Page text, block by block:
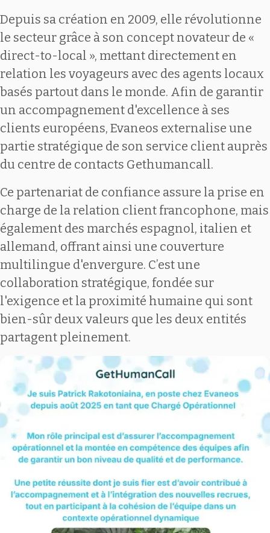
Depuis sa création en 2009, elle révolutionne
le secteur grâce à son concept novateur de «
direct-to-local », mettant directement en
relation les voyageurs avec des agents locaux
basés partout dans le monde. Afin de garantir
un accompagnement d'excellence à ses
clients européens, Evaneos externalise une
partie stratégique de son service client auprès
du centre de contacts Gethumancall.
Ce partenariat de confiance assure la prise en
charge de la relation client francophone, mais
également des marchés espagnol, italien et
allemand, offrant ainsi une couverture
multilingue d'envergure. C’est une
collaboration stratégique, fondée sur
l'exigence et la proximité humaine qui sont
bien-sûr deux valeurs que les deux entités
partagent pleinement.